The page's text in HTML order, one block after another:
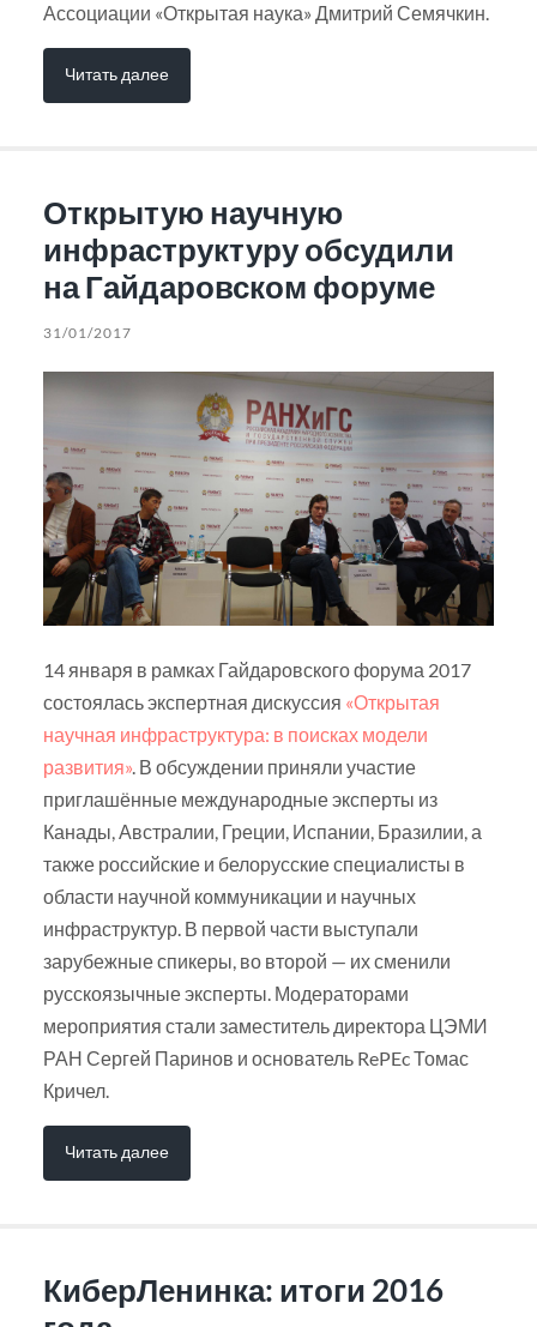
Ассоциации «Открытая наука» Дмитрий Семячкин.
Читать далее
Открытую научную
инфраструктуру обсудили
на Гайдаровском форуме
31/01/2017
14 января в рамках Гайдаровского форума 2017
состоялась экспертная дискуссия «Открытая
научная инфраструктура: в поисках модели
развития». В обсуждении приняли участие
приглашённые международные эксперты из
Канады, Австралии, Греции, Испании, Бразилии, а
также российские и белорусские специалисты в
области научной коммуникации и научных
инфраструктур. В первой части выступали
зарубежные спикеры, во второй — их сменили
русскоязычные эксперты. Модераторами
мероприятия стали заместитель директора ЦЭМИ
РАН Сергей Паринов и основатель RePEc Томас
Кричел.
Читать далее
КиберЛенинка: итоги 2016